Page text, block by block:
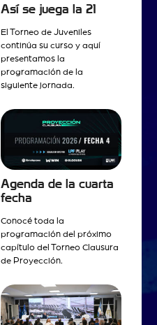
Así se juega la 21
El Torneo de Juveniles
continúa su curso y aquí
presentamos la
programación de la
siguiente jornada.
Agenda de la cuarta
fecha
Conocé toda la
programación del próximo
capítulo del Torneo Clausura
de Proyección.